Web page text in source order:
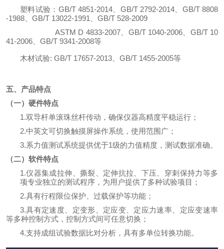
塑料试验： GB/T 4851-2014、GB/T 2792-2014、GB/T 8808
-1988、GB/T 13022-1991、GB/T 528-2009
ASTM D 4833-2007、GB/T 1040-2006、GB/T 10
41-2006、GB/T 9341-2008等
木材试验: GB/T 17657-2013、GB/T 1455-2005等
五、产品特点
（一）硬件特点
1.双导杆单滚珠丝杆传动，确保仪器高精度平稳运行；
2.中英文可切换触摸屏操作系统 ，使用范围广 ；
3.系力值测试系统提供优于1级的力值精度，测试数据准确。
（二）软件特点
1.仪器集成拉伸、撕裂、定伸抗拉、下压、穿刺保持力等多
项专业独立的测试程序，为用户提供了多种试验项目；
2.具有行程限位保护、过载保护等功能；
3.具有定速度、定变形、定应变、定应力速率、定应变速率
等多种控制方式，控制方式间可任意切换；
4.支持成组试验数据比对分析，具有多单位转换功能。